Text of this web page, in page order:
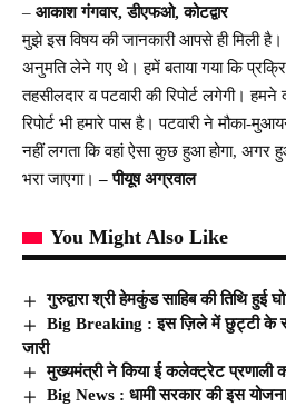
– आकाश गंगवार, डीएफओ, कोटद्वार
मुझे इस विषय की जानकारी आपसे ही मिली
अनुमति लेने गए थे। हमें बताया गया कि
तहसीलदार व पटवारी की रिपोर्ट लगेगी।
रिपोर्ट भी हमारे पास है। पटवारी ने मौका-
नहीं लगता कि वहां ऐसा कुछ हुआ होगा, अगर हुआ
भरा जाएगा।– पीयूष अग्रवाल
You Might Also Like
गुरुद्वारा श्री हेमकुंड साहिब की तिथि
Big Breaking : इस ज़िले में छुट्टी के
जारी
मुख्यमंत्री ने किया ई कलेक्ट्रेट प्रणाली
Big News : धामी सरकार की इस